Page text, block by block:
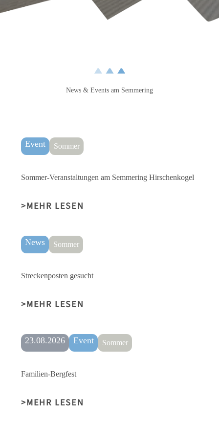
News & Events am Semmering
Event Sommer
Sommer-Veranstaltungen am Semmering Hirschenkogel
MEHR LESEN
News Sommer
Streckenposten gesucht
MEHR LESEN
23.08.2026 Event Sommer
Familien-Bergfest
MEHR LESEN